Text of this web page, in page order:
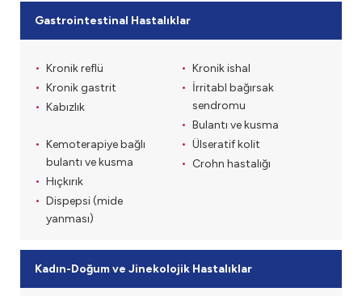
Gastrointestinal Hastalıklar
Kronik reflü
Kronik gastrit
Kabızlık
Kronik ishal
İrritabl bağırsak
sendromu
Bulantı ve kusma
Kemoterapiye bağlı
bulantı ve kusma
Hıçkırık
Dispepsi (mide
yanması)
Ülseratif kolit
Crohn hastalığı
Kadın-Doğum ve Jinekolojik Hastalıklar